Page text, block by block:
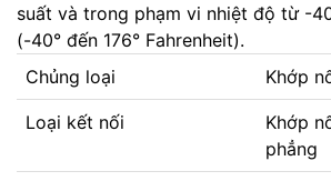
suất và trong phạm vi nhiệt độ từ -
(-40° đến 176° Fahrenheit).
Chủng loại
Khớp
Loại kết nối
Khớp
phẳng